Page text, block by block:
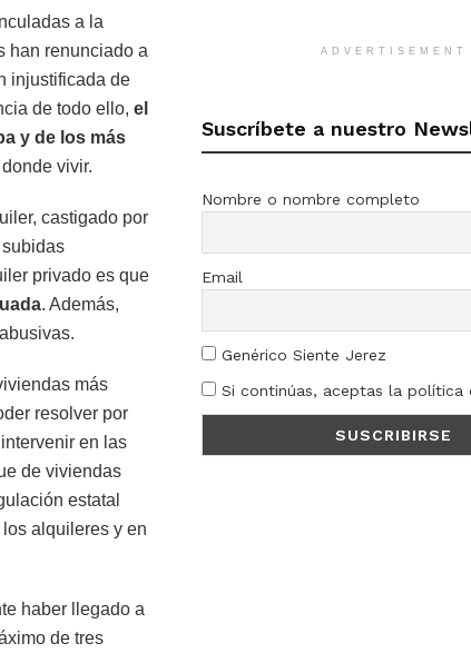
a la
han renunciado a
injustificada de
de todo ello, el
y de los más
vivir.
castigado por
privado es que
. Además,
más
resolver por
en las
de viviendas
estatal
alquileres y en
haber llegado a
de tres
ADVERTISEMENT
Suscríbete a nuestro
Nombre o nombre completo
Email
Genérico Siente Jerez
Si continúas, aceptas la política